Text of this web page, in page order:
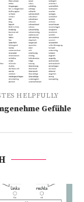
HELPFULLY
Gefühle